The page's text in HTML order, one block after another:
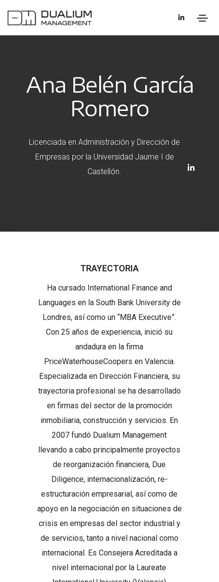
Ana Belén García
Romero
Licenciada en Administración y Dirección de
Empresas por la Universidad Jaume I de
Castellón.
TRAYECTORIA
Ha cursado International Finance and
Languages en la South Bank University de
Londres, así como un “MBA Executive”.
Con 25 años de experiencia, inició su
andadura en la firma
PriceWaterhouseCoopers en Valencia.
Especializada en Dirección Financiera, su
trayectoria profesional se ha desarrollado
en firmas del sector de la promoción
inmobiliaria, construcción y servicios. En
2007 fundó Dualium Management
llevando a cabo principalmente proyectos
de reorganización financiera, Due
Diligence, internacionalización, re-
estructuración empresarial, así como de
apoyo en la negociación en situaciones de
crisis en empresas del sector industrial y
de servicios, tanto a nivel nacional como
internacional. Es Consejera Acreditada a
nivel internacional por la Laureate